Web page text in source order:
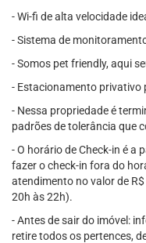
- Wi-fi de alta velocidade
- Sistema de
- Somos pet friendly, aqui
- Estacionamento privativo
- Nessa propriedade é
padrões de tolerância que
- O horário de Check-in é a
fazer o check-in fora do
atendimento no valor de
20h às 22h).
- Antes de sair do imóvel:
retire todos os pertences,